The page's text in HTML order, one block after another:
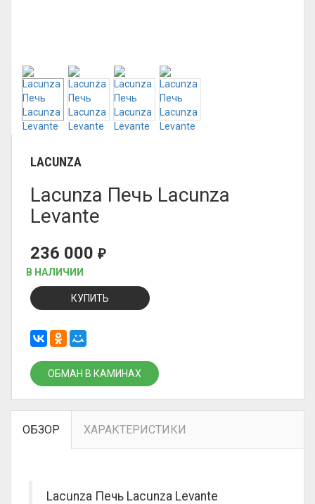
LACUNZA
Lacunza Печь Lacunza
Levante
236 000 ₽
В НАЛИЧИИ
КУПИТЬ
ОБМАН В КАМИНАХ
ОБЗОР ХАРАКТЕРИСТИКИ
Lacunza Печь Lacunza Levante